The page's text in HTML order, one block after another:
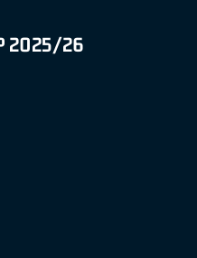
2025/26